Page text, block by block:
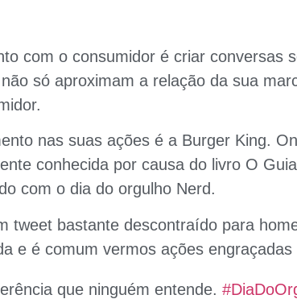
com o consumidor é criar conversas
só aproximam a relação da sua
nas suas ações é a Burger King.
conhecida por causa do livro O
com o dia do orgulho Nerd.
tweet bastante descontraído para
e é comum vermos ações engraçadas
que ninguém entende.